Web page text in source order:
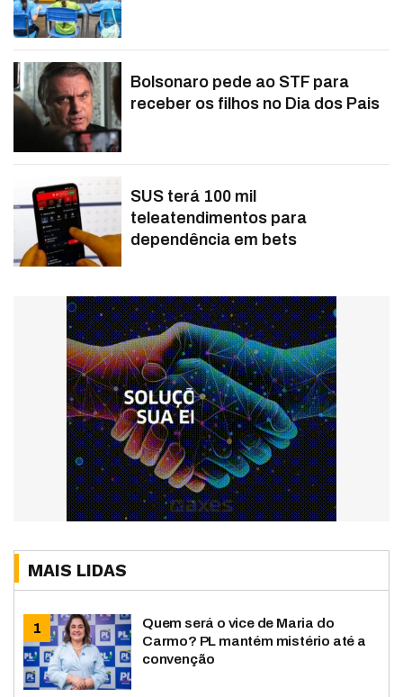
Bolsonaro pede ao STF para
receber os filhos no Dia dos Pais
SUS terá 100 mil
teleatendimentos para
dependência em bets
MAIS LIDAS
Quem será o vice de Maria do
Carmo? PL mantém mistério até a
convenção